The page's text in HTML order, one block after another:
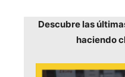
Descubre las
haciendo